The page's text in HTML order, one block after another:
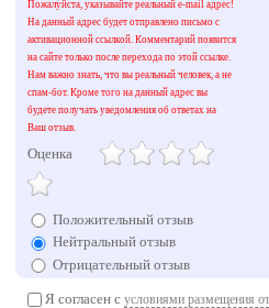
Пожалуйста, указывайте реальный e-mail адрес!
На данный адрес будет отправлено письмо с
активационной ссылкой. Комментарий появится
на сайте только после перехода по этой ссылке.
Нам важно знать, что вы реальный человек, а не
спам-бот. Кроме того на данный адрес вы
будете получать уведомления об ответах на
Ваш отзыв.
Оценка
Положительный отзыв
Нейтральный отзыв
Отрицательный отзыв
Я согласен с условиями размещения